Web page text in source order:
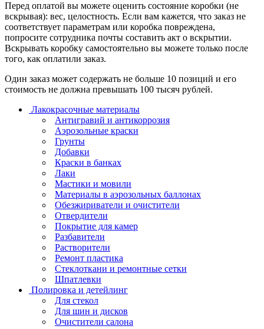
Перед оплатой вы можете оценить состояние коробки (не
вскрывая): вес, целостность. Если вам кажется, что заказ не
соответствует параметрам или коробка повреждена,
попросите сотрудника почты составить акт о вскрытии.
Вскрывать коробку самостоятельно вы можете только после
того, как оплатили заказ.
Один заказ может содержать не больше 10 позиций и его
стоимость не должна превышать 100 тысяч рублей.
Лакокрасочные материалы
Антигравий и антикоррозия
Аэрозольные краски
Грунты
Добавки
Краски в банках
Лаки
Мастики и мовили
Материалы в аэрозольных баллонах
Обезжириватели и очистители
Отвердители
Покрытие для камер
Разбавители
Растворители
Ремонт пластика
Стеклоткани и ремонтные сетки
Шпатлевки
Полировка и детейлинг
Для стекол
Для шин и дисков
Очистители салона